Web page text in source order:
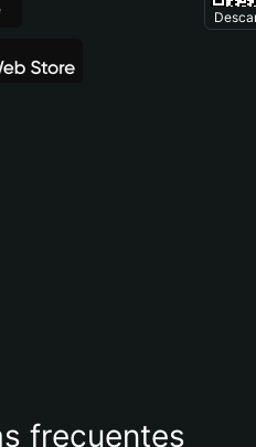
frecuentes